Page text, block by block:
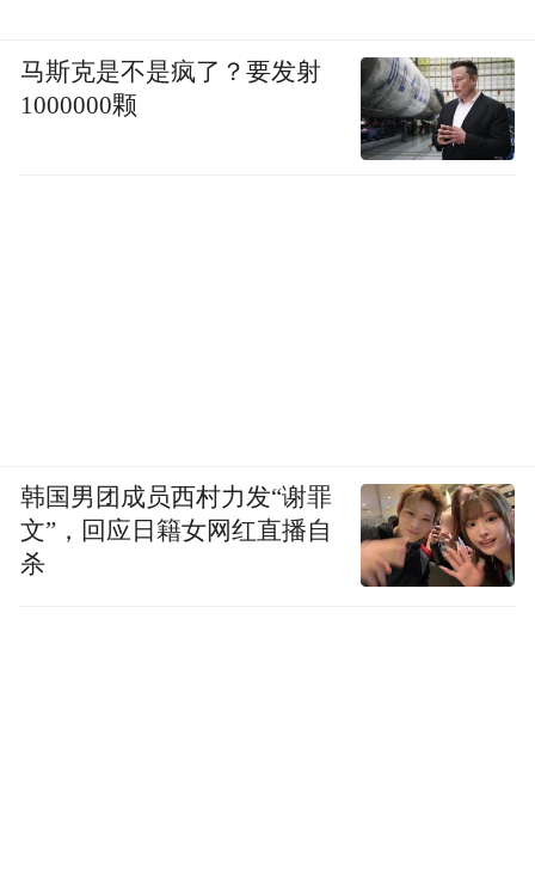
马斯克是不是疯了？要发射
1000000颗
韩国男团成员西村力发“谢罪
文”，回应日籍女网红直播自
杀